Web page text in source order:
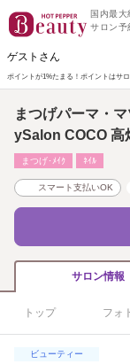
国内最大
サロン予
ゲストさん
ポイントが1%たまる！ ポイントはサ
まつげパーマ・
ySalon COCO 高
まつげ･ﾒｲｸ ﾈｲﾙ
スマート支払いOK
サロン情報
トップ フォ
ビューティー